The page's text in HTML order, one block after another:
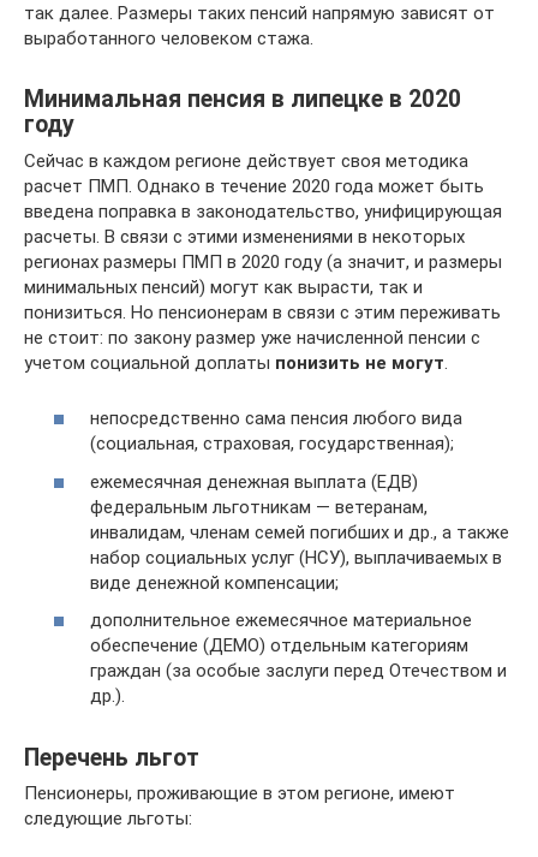
так далее. Размеры таких пенсий напрямую зависят от
выработанного человеком стажа.
Минимальная пенсия в липецке в 2020
году
Сейчас в каждом регионе действует своя методика
расчет ПМП. Однако в течение 2020 года может быть
введена поправка в законодательство, унифицирующая
расчеты. В связи с этими изменениями в некоторых
регионах размеры ПМП в 2020 году (а значит, и размеры
минимальных пенсий) могут как вырасти, так и
понизиться. Но пенсионерам в связи с этим переживать
не стоит: по закону размер уже начисленной пенсии с
учетом социальной доплаты понизить не могут.
непосредственно сама пенсия любого вида
(социальная, страховая, государственная);
ежемесячная денежная выплата (ЕДВ)
федеральным льготникам — ветеранам,
инвалидам, членам семей погибших и др., а также
набор социальных услуг (НСУ), выплачиваемых в
виде денежной компенсации;
дополнительное ежемесячное материальное
обеспечение (ДЕМО) отдельным категориям
граждан (за особые заслуги перед Отечеством и
др.).
Перечень льгот
Пенсионеры, проживающие в этом регионе, имеют
следующие льготы: